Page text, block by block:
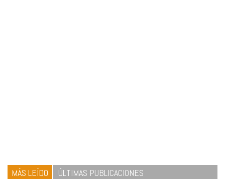
MÁS LEÍDO ÚLTIMAS PUBLICACIONES